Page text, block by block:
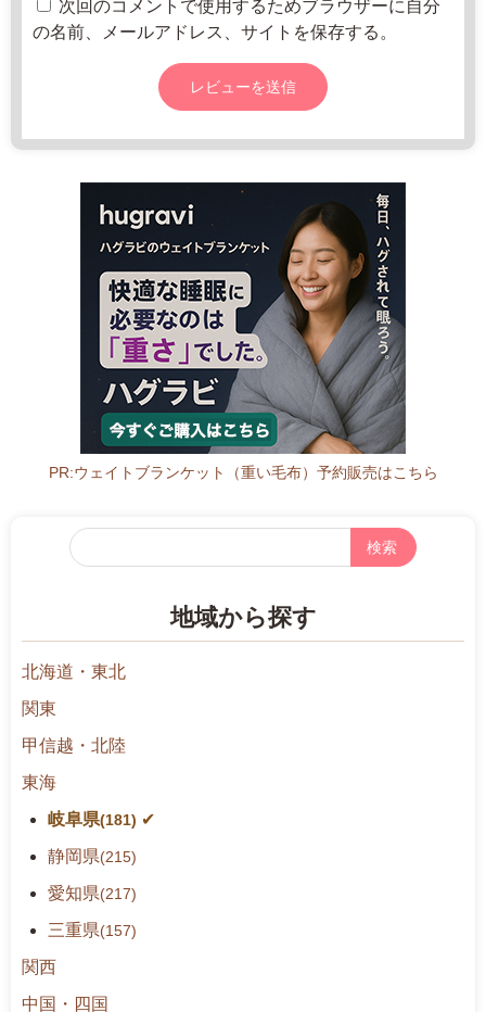
次回のコメントで使用するためブラウザーに自分
の名前、メールアドレス、サイトを保存する。
PR:ウェイトブランケット（重い毛布）予約販売はこちら
フ
リ
索
地域から探す
北海道・東北
関東
甲信越・北陸
東海
岐阜県(181)
静岡県(215)
愛知県(217)
三重県(157)
関西
中国・四国